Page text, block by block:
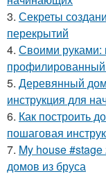
3. Секреты
перекрытий
4. Своими руками:
5. Деревянный
инструкция для
6. Как построить
пошаговая
7. My house
домов из бруса